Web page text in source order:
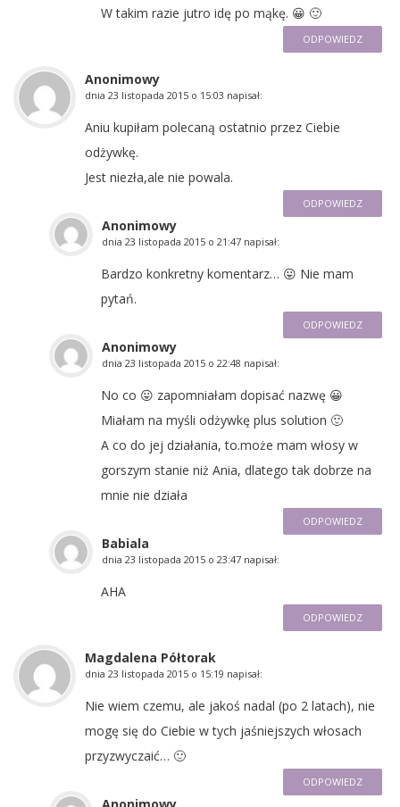
W takim razie jutro idę po mąkę. 😀 🙂
ODPOWIEDZ
Anonimowy
dnia 23 listopada 2015 o 15:03 napisał:
Aniu kupiłam polecaną ostatnio przez Ciebie
odżywkę.
Jest niezła,ale nie powala.
ODPOWIEDZ
Anonimowy
dnia 23 listopada 2015 o 21:47 napisał:
Bardzo konkretny komentarz… 😛 Nie mam
pytań.
ODPOWIEDZ
Anonimowy
dnia 23 listopada 2015 o 22:48 napisał:
No co 😛 zapomniałam dopisać nazwę 😀
Miałam na myśli odżywkę plus solution 🙂
A co do jej działania, to.może mam włosy w
gorszym stanie niż Ania, dlatego tak dobrze na
mnie nie działa
ODPOWIEDZ
Babiala
dnia 23 listopada 2015 o 23:47 napisał:
AHA
ODPOWIEDZ
Magdalena Półtorak
dnia 23 listopada 2015 o 15:19 napisał:
Nie wiem czemu, ale jakoś nadal (po 2 latach), nie
mogę się do Ciebie w tych jaśniejszych włosach
przyzwyczaić… 🙂
ODPOWIEDZ